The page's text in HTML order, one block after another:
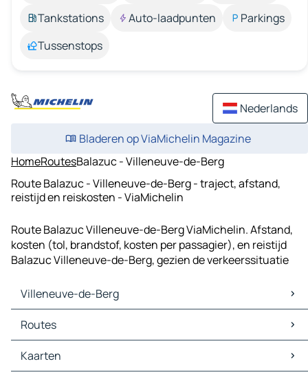
Tankstations
Auto-laadpunten
Parkings
Tussenstops
Nederlands
Bladeren op ViaMichelin Magazine
HomeRoutesBalazuc - Villeneuve-de-Berg
Route Balazuc - Villeneuve-de-Berg - traject, afstand,
reistijd en reiskosten - ViaMichelin
Route Balazuc Villeneuve-de-Berg ViaMichelin. Afstand,
kosten (tol, brandstof, kosten per passagier), en reistijd
Balazuc Villeneuve-de-Berg, gezien de verkeerssituatie
Villeneuve-de-Berg
Villeneuve-de-Berg Kaarten
Villeneuve-de-Berg Verkeer
Villeneuve-de-Berg Hotels
Villeneuve-de-Berg Restaurants
Routes
Routes Villeneuve-de-Berg - Saint-Remèze
Routes Villeneuve-de-Berg - Vallon-Pont-d'Arc
Kaarten